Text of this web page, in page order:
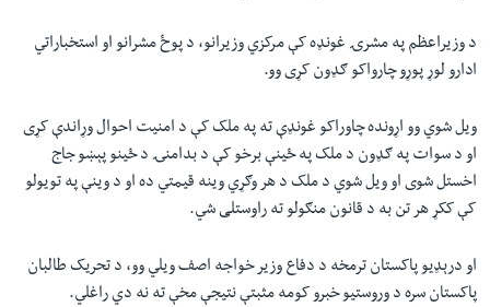
د وزیراعظم په مشرۍ غونډه کې مرکزي وزيرانو، د پوځ مشرانو او استخباراتي
ادارو لوړ پوړو چارواکو ګډون کړی وو.
ويل شوي وو اړونده چاوراکو غونډې ته په ملک کې د امنيت احوال وړاندې کړی
او د سوات په ګډون د ملک په ځينې برخو کې د بدامنۍ د ځينو پېښو جاج
اخستل شوی او ويل شوي د ملک د هر وګړي وينه قيمتي ده او د وينې په تويولو
کې ککړ هر تن به د قانون منګولو ته راوستلی شي.
او درېډيو پاکستان ترمخه د دفاع وزیر خواجه اصف ويلي وو، د تحريک طالبان
پاکستان سره د وروستيو خبرو کومه مثبتې نتيجې مخې ته نه دي راغلي.